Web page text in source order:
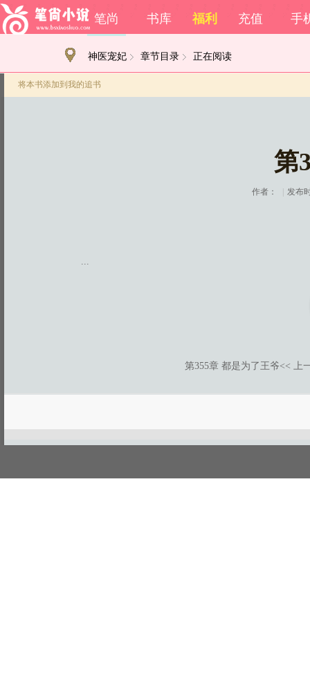
笔尚 书库 福利 充值 手
神医宠妃 章节目录 正在阅读
将本书添加到我的追书
第
作者： 发布
...
第355章 都是为了王爷<< 上